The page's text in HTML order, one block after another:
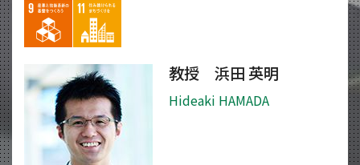
教授 浜田 英明
Hideaki HAMADA